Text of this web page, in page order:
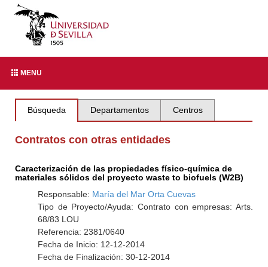
MENU
Búsqueda Departamentos Centros
Contratos con otras entidades
Caracterización de las propiedades físico-química de
materiales sólidos del proyecto waste to biofuels (W2B)
Responsable: María del Mar Orta Cuevas
Tipo de Proyecto/Ayuda: Contrato con empresas: Arts.
68/83 LOU
Referencia: 2381/0640
Fecha de Inicio: 12-12-2014
Fecha de Finalización: 30-12-2014